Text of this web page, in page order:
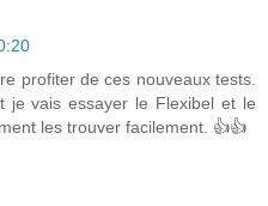
profiter de ces nouveaux tests.
je vais essayer le Flexibel et le
les trouver facilement. 👍👍